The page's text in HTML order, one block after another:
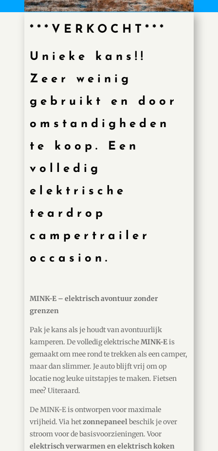
***VERKOCHT***
Unieke kans!!
Zeer weinig
gebruikt en door
omstandigheden
te koop. Een
volledig
elektrische
teardrop
campertrailer
occasion.
MINK-E – elektrisch avontuur zonder
grenzen
Pak je kans als je houdt van avontuurlijk
kamperen. De volledig elektrischeMINK-Eis
gemaakt om mee rond te trekken als een camper,
maar dan slimmer. Je auto blijft vrij om op
locatie nog leuke uitstapjes te maken. Fietsen
mee? Uiteraard.
De MINK-E is ontworpen voor maximale
vrijheid. Via hetzonnepaneelbeschik je over
stroom voor de basisvoorzieningen. Voor
elektrisch verwarmen en elektrisch koken